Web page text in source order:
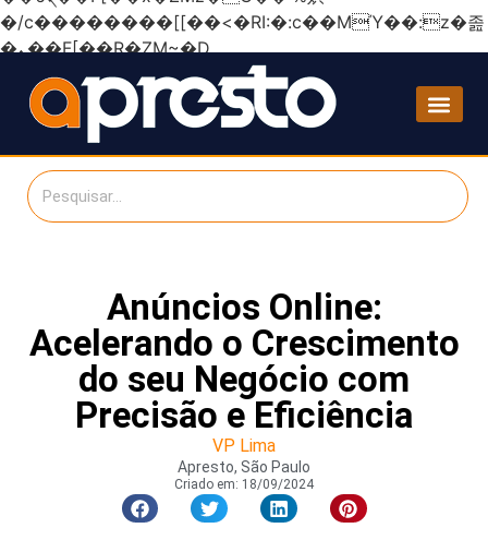
�/c��������[[��<�RI:�:c��MΎ��:z�졾
�ܢ��F[��R�ZM~�D
Anúncios Online:
Acelerando o Crescimento
do seu Negócio com
Precisão e Eficiência
VP Lima
Apresto, São Paulo
Criado em: 18/09/2024